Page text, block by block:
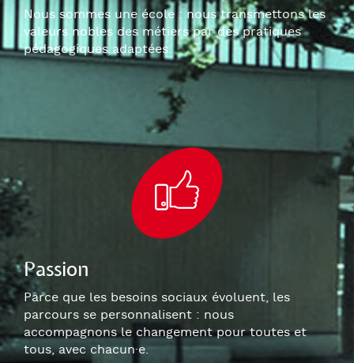
Nous sommes une école : nous transmettons les
valeurs nobles des métiers par des pratiques
pédagogiques adaptées.
Passion
Parce que les besoins sociaux évoluent, les
parcours se personnalisent : nous
accompagnons le changement pour toutes et
tous, avec chacun·e.